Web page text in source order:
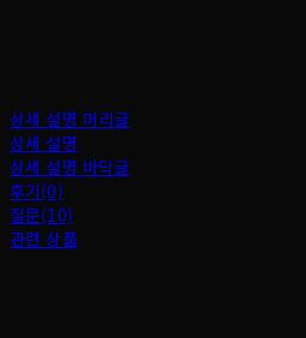
상세 설명 머리글
상세 설명
상세 설명 바닥글
후기(0)
질문(10)
관련 상품